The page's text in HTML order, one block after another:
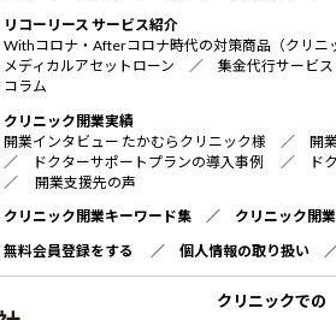
リコーリース サービス紹介
Withコロナ・Afterコロナ時代の対策商品（クリニ
メディカルアセットローン ／ 集金代行サービス
コラム
クリニック開業実績
開業インタビュー たかむらクリニック様 ／ 開
／
ドクターサポートプランの導入事例 ／
ド
／ 開業支援先の声
クリニック開業キーワード集 ／ クリニック開
無料会員登録をする
／ 個人情報の取り扱い
クリニックでの